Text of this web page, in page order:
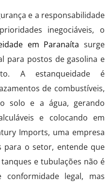
e a responsabilidade
inegociáveis, o
em Paranaíta surge
para postos de gasolina e
A estanqueidade é
de combustíveis,
solo e a água, gerando
e colocando em
Imports, uma empresa
para o setor, entende que
e tubulações não é
legal, mas